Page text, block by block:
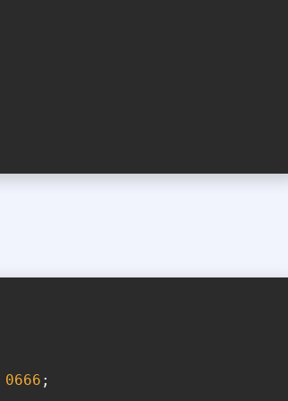
0666 ;